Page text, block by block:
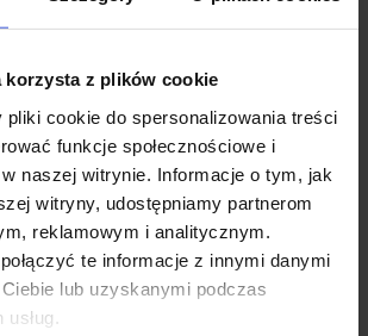
korzysta z plików cookie
cookie do spersonalizowania treści
funkcje społecznościowe i
naszej witrynie. Informacje o tym, jak
witryny, udostępniamy partnerom
reklamowym i analitycznym.
te informacje z innymi danymi
lub uzyskanymi podczas
AQF MULTITRACK
puszka zasilająca
zasilaczem 100W 48V
548,58 zł
Zobacz szczegóły